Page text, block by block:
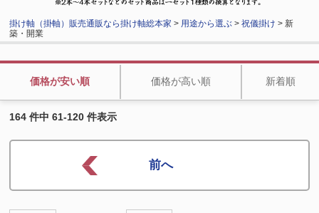
掛け軸（掛軸）販売通販なら掛け軸総本家 > 用途から選ぶ >祝儀掛け > 新
築・開業
価格が安い順 価格が高い順 新着順
164 件中 61-120 件表示